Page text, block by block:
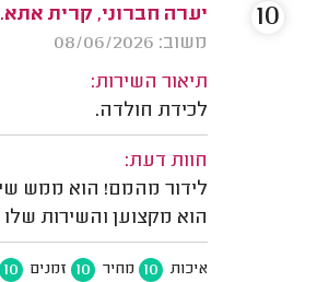
יערה חברוני, קרית אתא.
משוב: 08/06/2026
תיאור השירות:
לכידת חולדה.
חוות דעת:
לידור מהמם! הוא ממש
הוא מקצוען והשירות
איכות 10 מחיר 10 זמנים 10
10